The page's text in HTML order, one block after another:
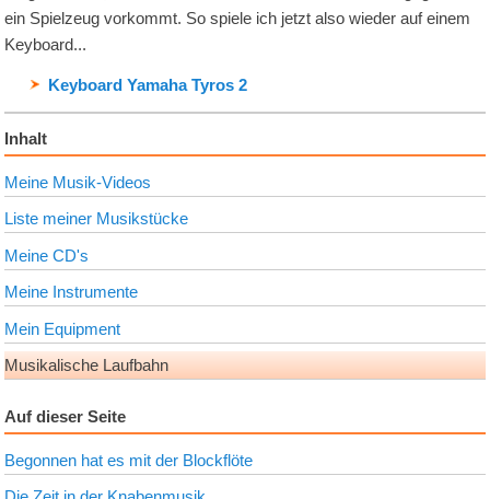
ein Spielzeug vorkommt. So spiele ich jetzt also wieder auf einem
Keyboard...
Keyboard Yamaha Tyros 2
Inhalt
Meine Musik-Videos
Liste meiner Musikstücke
Meine CD's
Meine Instrumente
Mein Equipment
Musikalische Laufbahn
Auf dieser Seite
Begonnen hat es mit der Blockflöte